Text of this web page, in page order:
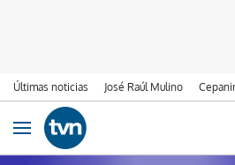
Últimas noticias José Raúl Mulino
Ir al contenido
Obrir navegació